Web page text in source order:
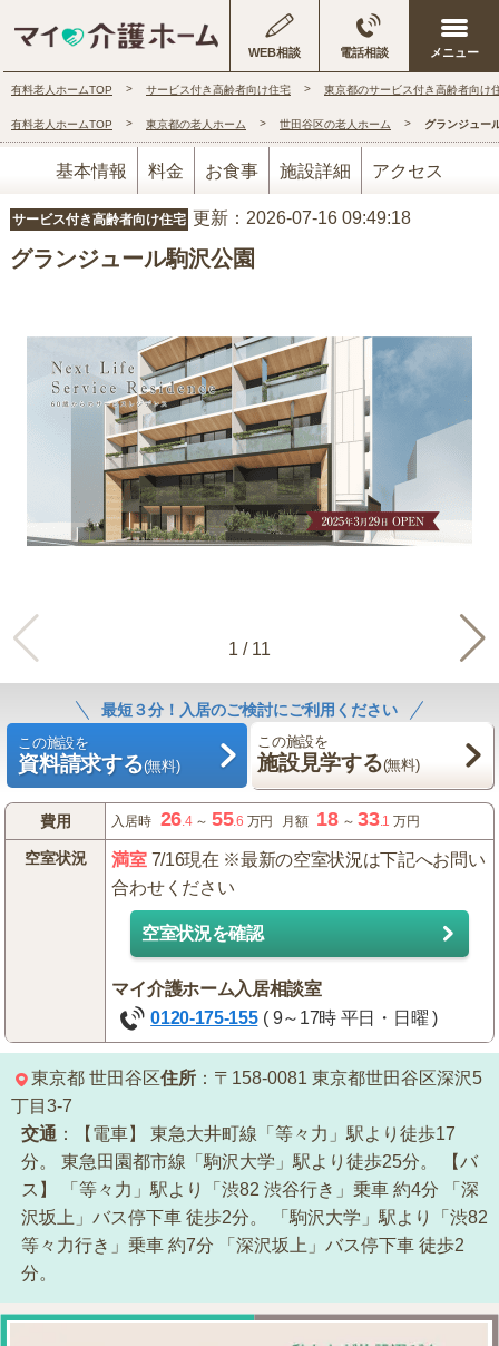
WEB相談 電話相談
有料老人ホームTOP サービス付き高齢者向け住宅 東京都のサービス付き高齢者向け
有料老人ホームTOP 東京都の老人ホーム 世田谷区の老人ホーム グランジュー
基本情報 料金 お食事 施設詳細 アクセス
サービス付き高齢者向け住宅 更新：2026-07-16 09:49:18
グランジュール駒沢公園
1 / 11
最短３分！入居のご検討にご利用ください
この施設を
資料請求する(無料)
この施設を
施設見学する(無料)
費用 入居時 26.4～ 55.6 万円 月額 18～33.1 万円
空室状況 満室7/16現在 ※最新の空室状況は下記へお問い
合わせください
空室状況を確認
マイ介護ホーム入居相談室
0120-175-155 ( 9～17時 平日・日曜 )
東京都 世田谷区住所 ：〒158-0081 東京都世田谷区深沢5
丁目3-7
交通 ：【電車】
東急大井町線「等々力」駅より徒歩17
分。
東急田園都市線「駒沢大学」駅より徒歩25分。
【バ
ス】
「等々力」駅より「渋82 渋谷行き」乗車 約4分 「深
沢坂上」バス停下車 徒歩2分。
「駒沢大学」駅より「渋82
等々力行き」乗車 約7分 「深沢坂上」バス停下車 徒歩2
分。